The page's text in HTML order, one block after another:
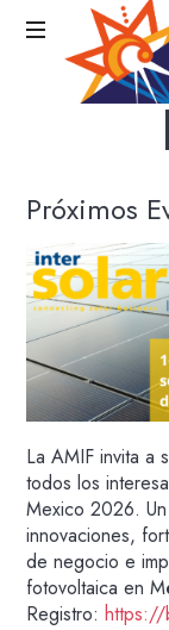
AMIF
Fotovoltaica
Próximos
La AMIF invita a
todos los
Mexico 2026.
innovaciones,
de negocio e
fotovoltaica en
Registro:https://